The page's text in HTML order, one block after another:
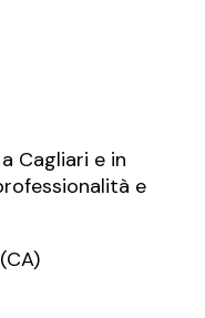
Cagliari e in
e
(CA)